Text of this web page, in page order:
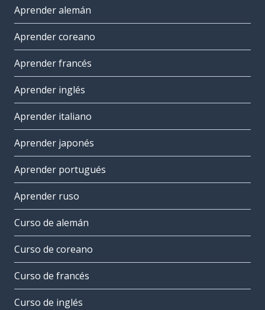
Aprender alemán
Aprender coreano
Aprender francés
Aprender inglés
Aprender italiano
Aprender japonés
Aprender portugués
Aprender ruso
Curso de alemán
Curso de coreano
Curso de francés
Curso de inglés